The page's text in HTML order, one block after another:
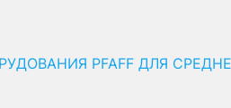
PFAFF ДЛЯ